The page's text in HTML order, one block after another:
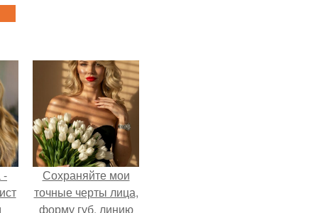
-
Сохраняйте мои
точные черты лица,
форму губ, линию